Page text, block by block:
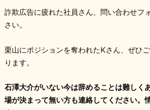
詐欺広告に疲れた社員さん、問い合わせフ
さい。
栗山にポジションを奪われたKさん、ぜひ
ります。
石澤大介がいない今は辞めることは難しく
場が決まって無い方も連絡してください。